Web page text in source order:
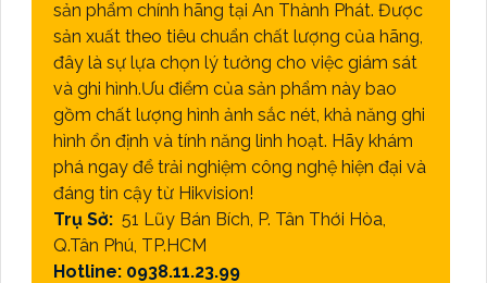
sản phẩm chính hãng tại An Thành Phát. Được
sản xuất theo tiêu chuẩn chất lượng của hãng,
đây là sự lựa chọn lý tưởng cho việc giám sát
và ghi hình.Ưu điểm của sản phẩm này bao
gồm chất lượng hình ảnh sắc nét, khả năng ghi
hình ổn định và tính năng linh hoạt. Hãy khám
phá ngay để trải nghiệm công nghệ hiện đại và
đáng tin cậy từ Hikvision!
Trụ Sở: 51 Lũy Bán Bích, P. Tân Thới Hòa,
Q.Tân Phú, TP.HCM
Hotline: 0938.11.23.99